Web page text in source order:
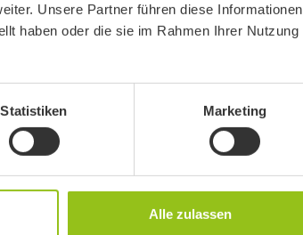
Unsere Partner führen diese Informationen
haben oder die sie im Rahmen Ihrer Nutzung
Statistiken Marketing
Alle zulassen